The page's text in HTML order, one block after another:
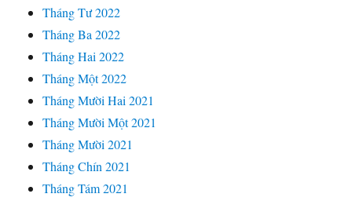
Tháng Tư 2022
Tháng Ba 2022
Tháng Hai 2022
Tháng Một 2022
Tháng Mười Hai 2021
Tháng Mười Một 2021
Tháng Mười 2021
Tháng Chín 2021
Tháng Tám 2021